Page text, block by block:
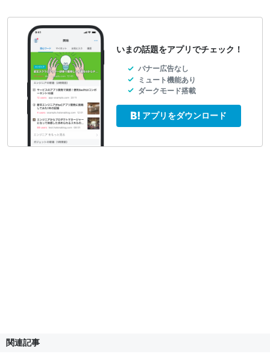
いまの話題をアプリでチェック！
バナー広告なし
ミュート機能あり
ダークモード搭載
アプリをダウンロード
関連記事